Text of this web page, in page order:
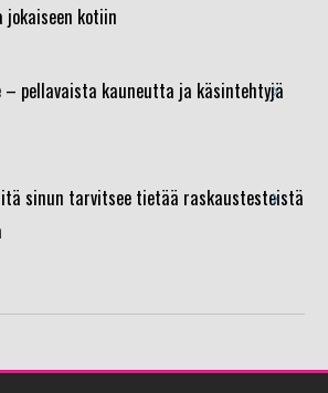
kotiin
– pellavaista kauneutta ja käsintehtyjä
›
sinun tarvitsee tietää raskaustesteistä
›